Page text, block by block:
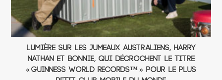
Lumière sur les jumeaux australiens, Harry
Nathan et Bonnie, qui décrochent le titre
« GUINNESS WORLD RECORDS™ » pour le plus